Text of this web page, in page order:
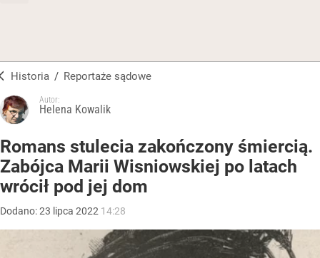
Historia / Reportaże sądowe
Autor:
Helena Kowalik
Romans stulecia zakończony śmiercią.
Zabójca Marii Wisniowskiej po latach
wrócił pod jej dom
Dodano:23 lipca 2022 14:28